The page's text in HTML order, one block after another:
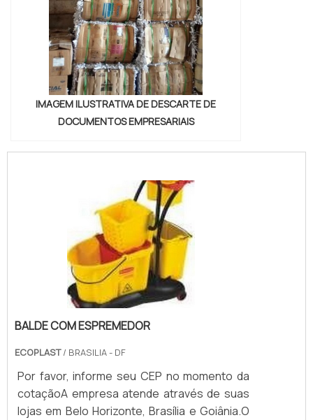
IMAGEM ILUSTRATIVA DE DESCARTE DE
DOCUMENTOS EMPRESARIAIS
BALDE COM ESPREMEDOR
ECOPLAST/ BRASILIA - DF
Por favor, informe seu CEP no momento da
cotaçãoA empresa atende através de suas
lojas em Belo Horizonte, Brasília e Goiânia.O